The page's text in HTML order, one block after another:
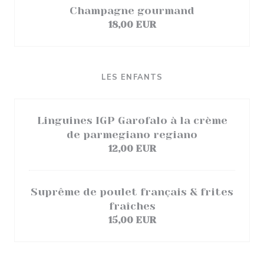
Champagne gourmand
18,00 EUR
LES ENFANTS
Linguines IGP Garofalo à la crème
de parmegiano regiano
12,00 EUR
Suprême de poulet français & frites
fraîches
15,00 EUR